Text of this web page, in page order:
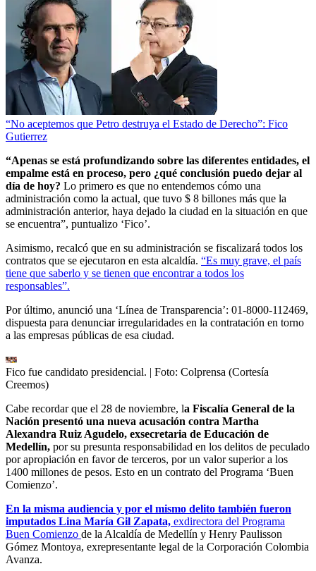
“No aceptemos que Petro destruya el Estado de Derecho”: Fico
Gutierrez
“Apenas se está profundizando sobre las diferentes entidades, el
empalme está en proceso, pero ¿qué conclusión puedo dejar al
día de hoy? Lo primero es que no entendemos cómo una
administración como la actual, que tuvo $ 8 billones más que la
administración anterior, haya dejado la ciudad en la situación en que
se encuentra”, puntualizo ‘Fico’.
Asimismo, recalcó que en su administración se fiscalizará todos los
contratos que se ejecutaron en esta alcaldía. “Es muy grave, el país
tiene que saberlo y se tienen que encontrar a todos los
responsables”.
Por último, anunció una ‘Línea de Transparencia’: 01-8000-112469,
dispuesta para denunciar irregularidades en la contratación en torno
a las empresas públicas de esa ciudad.
Fico fue candidato presidencial. | Foto: Colprensa (Cortesía
Creemos)
Cabe recordar que el 28 de noviembre, la Fiscalía General de la
Nación presentó una nueva acusación contra Martha
Alexandra Ruiz Agudelo, exsecretaria de Educación de
Medellín, por su presunta responsabilidad en los delitos de peculado
por apropiación en favor de terceros, por un valor superior a los
1400 millones de pesos. Esto en un contrato del Programa ‘Buen
Comienzo’.
En la misma audiencia y por el mismo delito también fueron
imputados Lina María Gil Zapata, exdirectora del Programa
Buen Comienzo de la Alcaldía de Medellín y Henry Paulisson
Gómez Montoya, exrepresentante legal de la Corporación Colombia
Avanza.